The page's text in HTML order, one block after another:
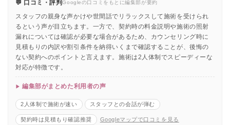
💬 口コミ・評判Googleの口コミをもとに編集部が要約
スタッフの親身な声かけや世間話でリラックスして施術を受けられ
るという声が目立ちます。一方で、契約時の料金説明や施術の照射
漏れについては確認が必要な場合があるため、カウンセリング時に
見積もりの内訳や割引条件を納得いくまで確認することが、後悔の
ない契約へのポイントと言えます。施術は2人体制でスピーディーな
対応が特徴です。
編集部がまとめた利用者の声
2人体制で施術が速い スタッフとの会話が弾む
契約時は見積もり確認推奨 Googleマップで口コミを見る